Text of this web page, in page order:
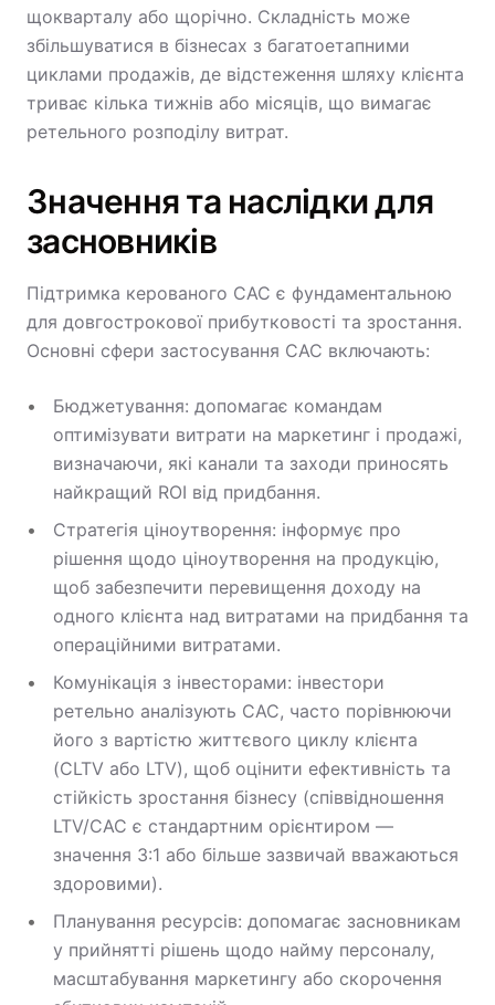
щокварталу або щорічно. Складність може
збільшуватися в бізнесах з багатоетапними
циклами продажів, де відстеження шляху клієнта
триває кілька тижнів або місяців, що вимагає
ретельного розподілу витрат.
Значення та наслідки для
засновників
Підтримка керованого CAC є фундаментальною
для довгострокової прибутковості та зростання.
Основні сфери застосування CAC включають:
Бюджетування: допомагає командам
оптимізувати витрати на маркетинг і продажі,
визначаючи, які канали та заходи приносять
найкращий ROI від придбання.
Стратегія ціноутворення: інформує про
рішення щодо ціноутворення на продукцію,
щоб забезпечити перевищення доходу на
одного клієнта над витратами на придбання та
операційними витратами.
Комунікація з інвесторами: інвестори
ретельно аналізують CAC, часто порівнюючи
його з вартістю життєвого циклу клієнта
(CLTV або LTV), щоб оцінити ефективність та
стійкість зростання бізнесу (співвідношення
LTV/CAC є стандартним орієнтиром —
значення 3:1 або більше зазвичай вважаються
здоровими).
Планування ресурсів: допомагає засновникам
у прийнятті рішень щодо найму персоналу,
масштабування маркетингу або скорочення